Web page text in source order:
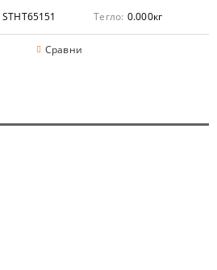
STHT65151 Тегло: 0.000кг
Сравни